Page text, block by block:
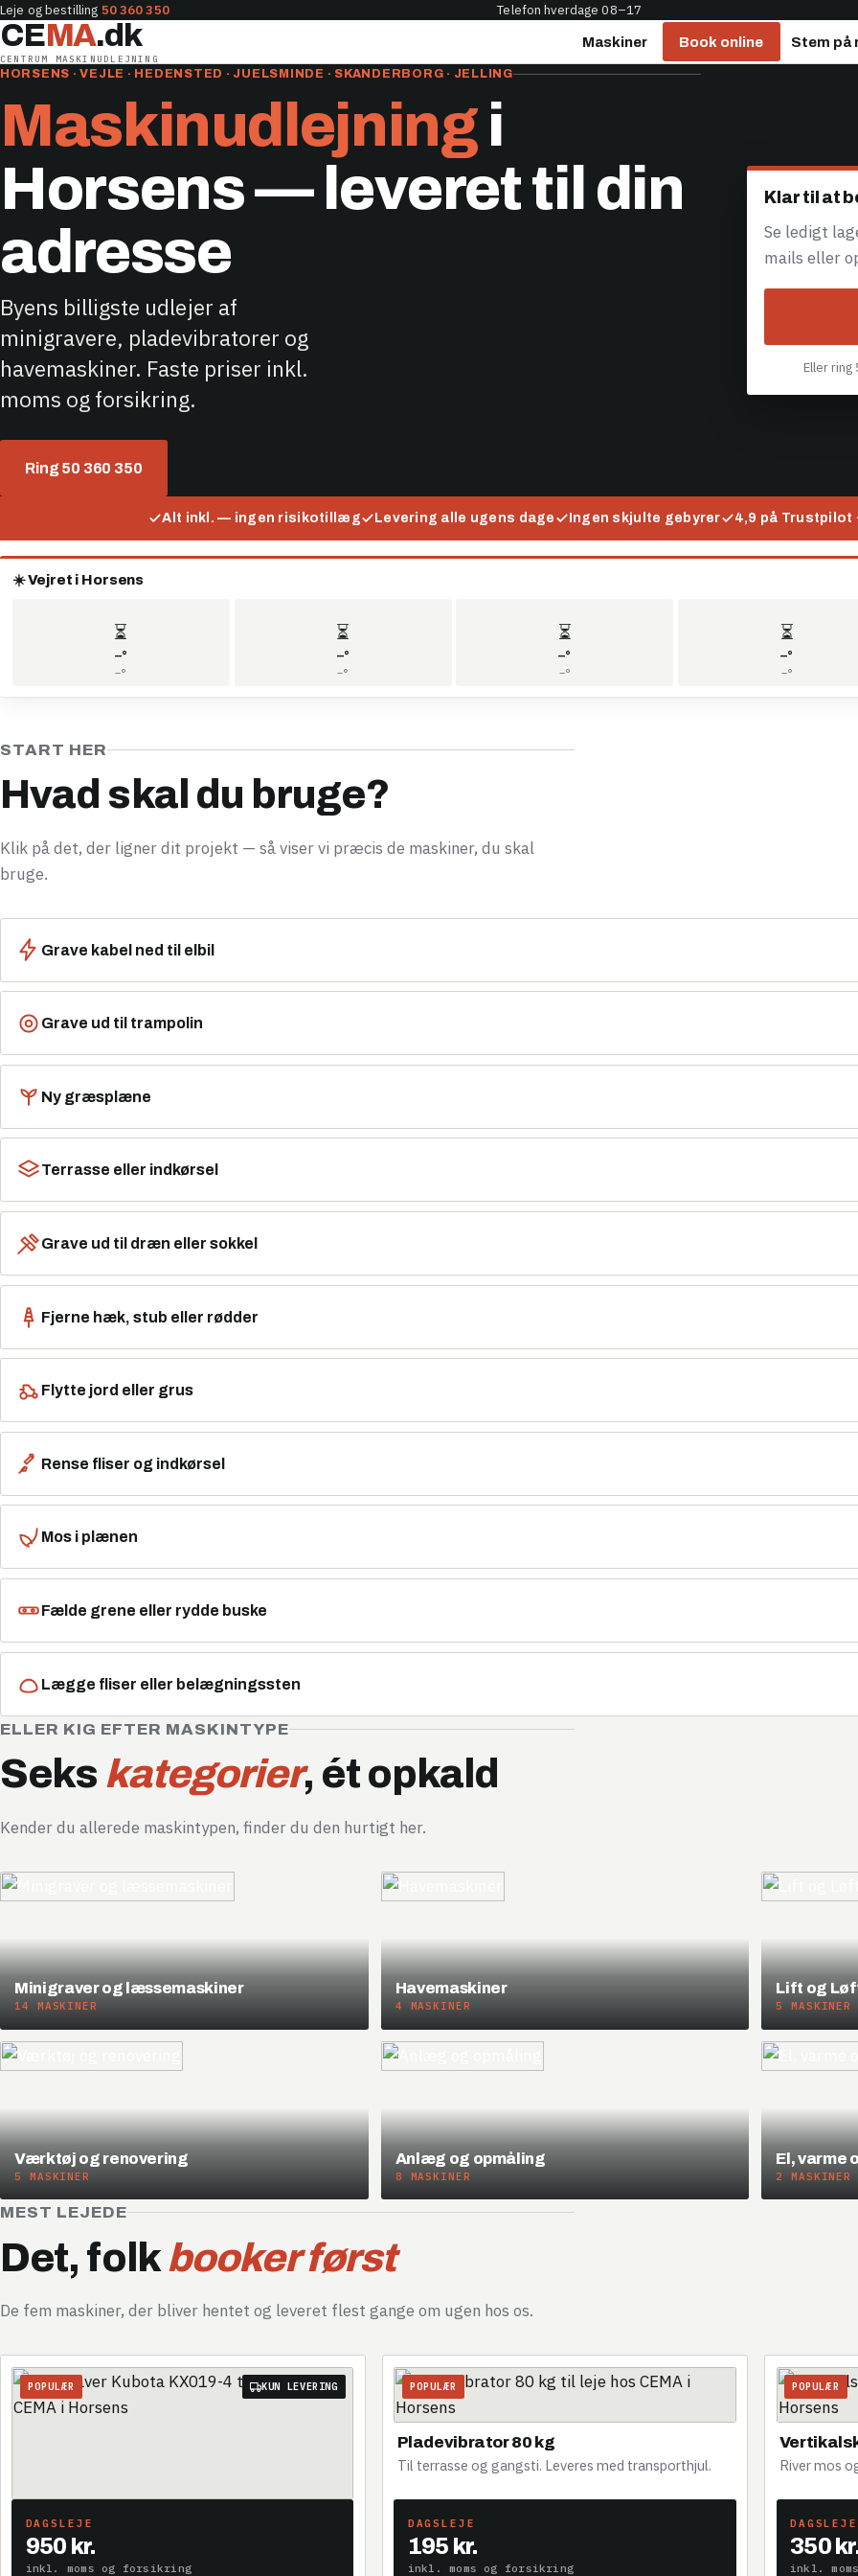
Leje og bestilling 50 360 350 Telefon hverdage 08–17
CEMA.dk
CENTRUM MASKINUDLEJNING
Maskiner Book online Stem på
HORSENS · VEJLE · HEDENSTED · JUELSMINDE · SKANDERBORG · JELLING
Maskinudlejningi
Horsens — leveret til din
adresse
Byens billigste udlejer af
minigravere, pladevibratorer og
havemaskiner. Faste priser inkl.
moms og forsikring.
Ring 50 360 350
Klar til at
Se ledigt
mails eller
Eller ring
Alt inkl. — ingen risikotillæg Levering alle ugens dage Ingen skjulte gebyrer 4,9 på Trustpilot
☀️ Vejret i Horsens
⏳
–°
–°
⏳
–°
–°
⏳
–°
–°
⏳
–°
–°
START HER
Hvad skal du bruge?
Klik på det, der ligner dit projekt — så viser vi præcis de maskiner, du skal
bruge.
Grave kabel ned til elbil
Grave ud til trampolin
Ny græsplæne
Terrasse eller indkørsel
Grave ud til dræn eller sokkel
Fjerne hæk, stub eller rødder
Flytte jord eller grus
Rense fliser og indkørsel
Mos i plænen
Fælde grene eller rydde buske
Lægge fliser eller belægningssten
ELLER KIG EFTER MASKINTYPE
Seks kategorier, ét opkald
Kender du allerede maskintypen, finder du den hurtigt her.
Minigraver og læssemaskiner
14 MASKINER
Havemaskiner
4 MASKINER
Lift og
5 MASKINER
Værktøj og renovering
5 MASKINER
Anlæg og opmåling
8 MASKINER
El, varme
2 MASKINER
MEST LEJEDE
Det, folkbooker først
De fem maskiner, der bliver hentet og leveret flest gange om ugen hos os.
POPULÆR KUN LEVERING
Minigraver Kubota KX019-4
1,9 ton med kabine og varme. Vores mest lejede
maskine.
DAGSLEJE
950 kr.
inkl. moms og forsikring
POPULÆR
Pladevibrator 80 kg
Til terrasse og gangsti. Leveres med transporthjul.
DAGSLEJE
195 kr.
inkl. moms og forsikring
POPULÆR
River mos
DAGSLEJE
350
inkl.